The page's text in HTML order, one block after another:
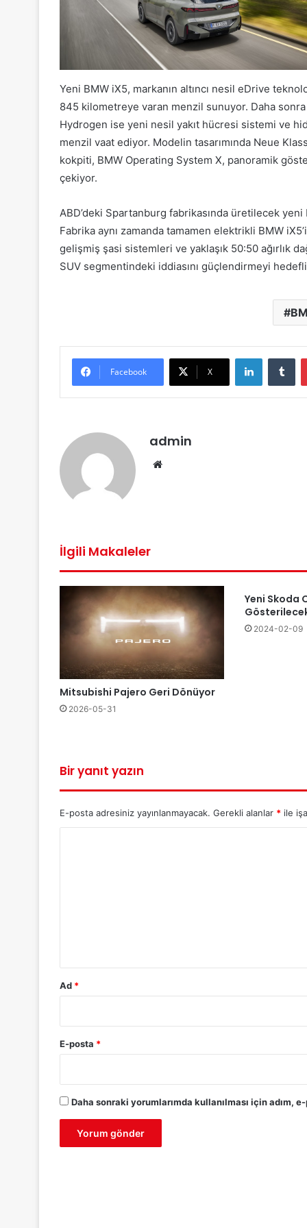
Yeni BMW iX5, markanın altıncı nesil eDrive
845 kilometreye varan menzil sunuyor. Daha
Hydrogen ise yeni nesil yakıt hücresi sistemi ve
menzil vaat ediyor. Modelin tasarımında Neue
kokpiti, BMW Operating System X, panoramik
çekiyor.
ABD’deki Spartanburg fabrikasında üretilecek
Fabrika aynı zamanda tamamen elektrikli BMW
gelişmiş şasi sistemleri ve yaklaşık 50:50 ağırlık
SUV segmentindeki iddiasını güçlendirmeyi
Facebook X
LinkedIn
admin
İlgili Makaleler
Mitsubishi Pajero Geri Dönüyor
2026-05-31
Yeni Skoda
2024-02-09
Bir yanıt yazın
E-posta adresiniz yayınlanmayacak. Gerekli alanlar * ile
Ad *
E-posta *
Daha sonraki yorumlarımda kullanılması için adım,